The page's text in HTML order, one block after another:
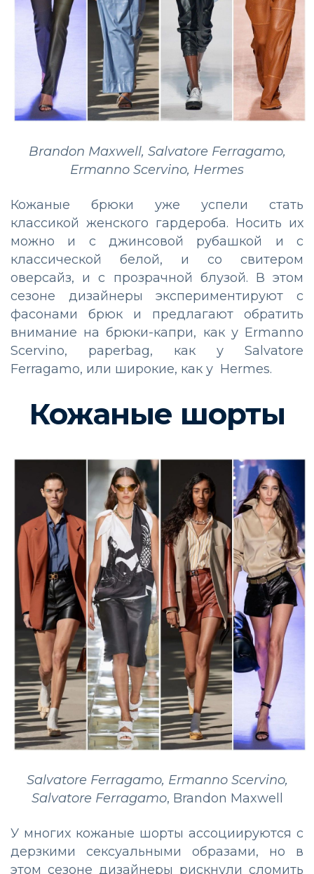
Brandon Maxwell, Salvatore Ferragamo,
Ermanno Scervino, Hermes
Кожаные брюки уже успели стать
классикой женского гардероба. Носить их
можно и с джинсовой рубашкой и с
классической белой, и со свитером
оверсайз, и с прозрачной блузой. В этом
сезоне дизайнеры экспериментируют с
фасонами брюк и предлагают обратить
внимание на брюки-капри, как у Ermanno
Scervino, paperbag, как у Salvatore
Ferragamo, или широкие, как у Hermes.
Кожаные шорты
Salvatore Ferragamo, Ermanno Scervino,
Salvatore Ferragamo, Brandon Maxwell
У многих кожаные шорты ассоциируются с
дерзкими сексуальными образами, но в
этом сезоне дизайнеры рискнули сломить